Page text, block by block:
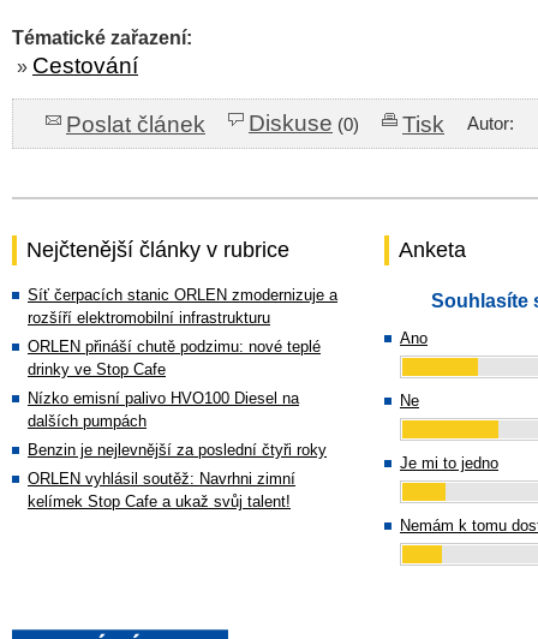
Tématické zařazení:
» Cestování
Poslat článek Diskuse (0) Tisk Autor:
Nejčtenější články v rubrice
Síť čerpacích stanic ORLEN zmodernizuje a
rozšíří elektromobilní infrastrukturu
ORLEN přináší chutě podzimu: nové teplé
drinky ve Stop Cafe
Nízko emisní palivo HVO100 Diesel na
dalších pumpách
Benzin je nejlevnější za poslední čtyři roky
ORLEN vyhlásil soutěž: Navrhni zimní
kelímek Stop Cafe a ukaž svůj talent!
Anketa
Souhlasíte
Ano
Ne
Je mi to jedno
Nemám k tomu